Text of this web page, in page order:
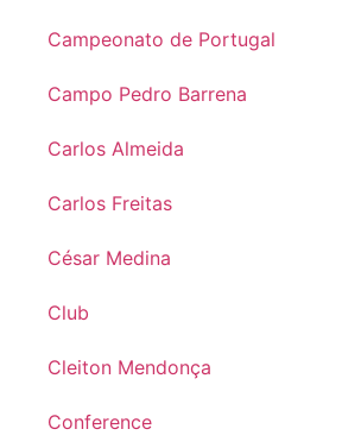
Campeonato de Portugal
Campo Pedro Barrena
Carlos Almeida
Carlos Freitas
César Medina
Club
Cleiton Mendonça
Conference